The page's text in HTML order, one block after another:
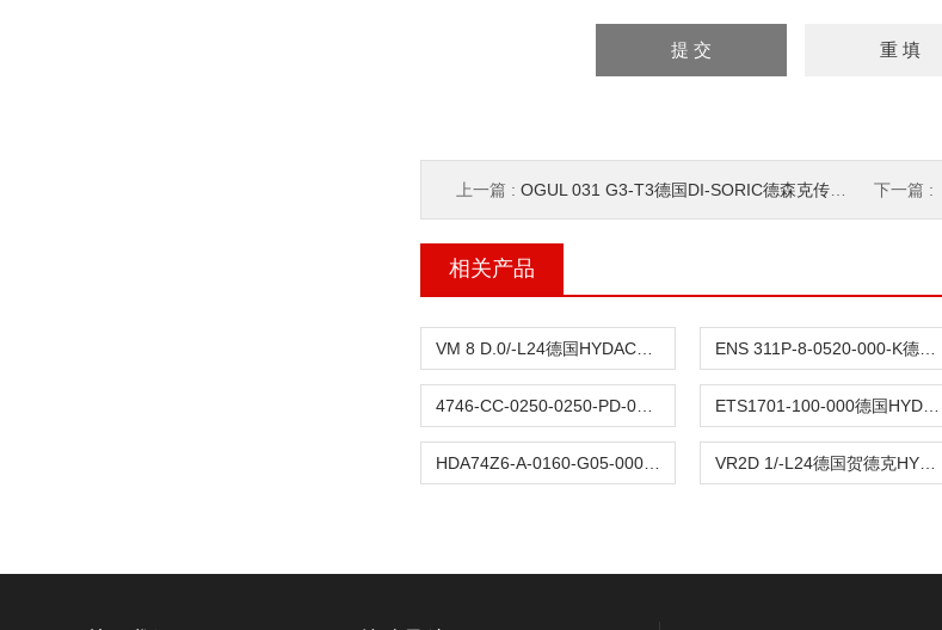
上一篇 : OGUL 031 G3-T3德国DI-SORIC德森克传感器 下一篇 :
相关产品